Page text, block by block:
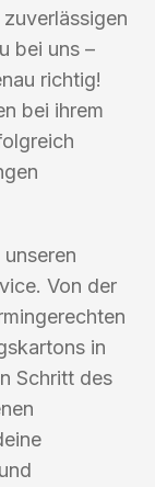
bei uns –
richtig!
bei ihrem
Von der
in
Schritt des